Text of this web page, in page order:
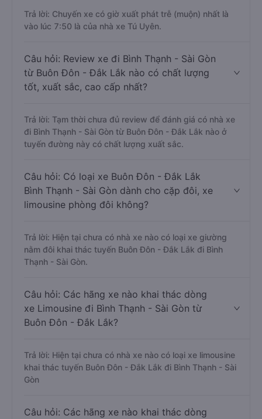
Trả lời: Chuyến xe có giờ xuất phát trễ (muộn) nhất là
vào lúc 7:50 là của nhà xe Tú Uyên.
Câu hỏi: Review xe đi Bình Thạnh - Sài Gòn
từ Buôn Đôn - Đắk Lắk nào có chất lượng
tốt, xuất sắc, cao cấp nhất?
Trả lời: Tạm thời chưa đủ review để đánh giá có nhà xe
đi Bình Thạnh - Sài Gòn từ Buôn Đôn - Đắk Lắk nào ở
tuyến đường này có chất lượng xuất sắc.
Câu hỏi: Có loại xe Buôn Đôn - Đắk Lắk
Bình Thạnh - Sài Gòn dành cho cặp đôi, xe
limousine phòng đôi không?
Trả lời: Hiện tại chưa có nhà xe nào có loại xe giường
nằm đôi khai thác tuyến Buôn Đôn - Đắk Lắk đi Bình
Thạnh - Sài Gòn.
Câu hỏi: Các hãng xe nào khai thác dòng
xe Limousine đi Bình Thạnh - Sài Gòn từ
Buôn Đôn - Đắk Lắk?
Trả lời: Hiện tại chưa có nhà xe nào có loại xe limousine
khai thác tuyến Buôn Đôn - Đắk Lắk đi Bình Thạnh - Sài
Gòn
Câu hỏi: Các hãng xe nào khai thác dòng